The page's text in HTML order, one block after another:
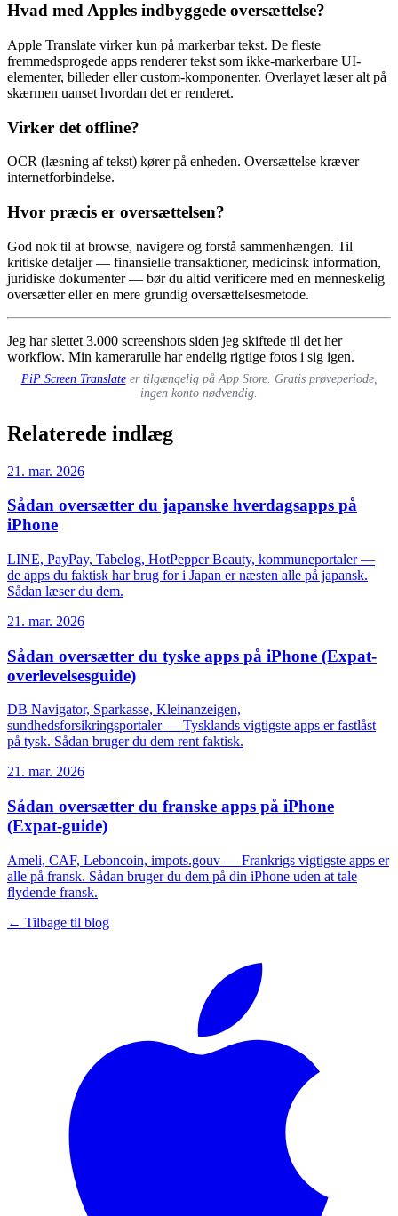
Hvad med Apples indbyggede oversættelse?
Apple Translate virker kun på markerbar tekst. De fleste
fremmedsprogede apps renderer tekst som ikke-markerbare UI-
elementer, billeder eller custom-komponenter. Overlayet læser alt på
skærmen uanset hvordan det er renderet.
Virker det offline?
OCR (læsning af tekst) kører på enheden. Oversættelse kræver
internetforbindelse.
Hvor præcis er oversættelsen?
God nok til at browse, navigere og forstå sammenhængen. Til
kritiske detaljer — finansielle transaktioner, medicinsk information,
juridiske dokumenter — bør du altid verificere med en menneskelig
oversætter eller en mere grundig oversættelsesmetode.
Jeg har slettet 3.000 screenshots siden jeg skiftede til det her
workflow. Min kamerarulle har endelig rigtige fotos i sig igen.
PiP Screen Translateer tilgængelig på App Store. Gratis prøveperiode,
ingen konto nødvendig.
Relaterede indlæg
21. mar. 2026
Sådan oversætter du japanske hverdagsapps på
iPhone
LINE, PayPay, Tabelog, HotPepper Beauty, kommuneportaler —
de apps du faktisk har brug for i Japan er næsten alle på japansk.
Sådan læser du dem.
21. mar. 2026
Sådan oversætter du tyske apps på iPhone (Expat-
overlevelsesguide)
DB Navigator, Sparkasse, Kleinanzeigen,
sundhedsforsikringsportaler — Tysklands vigtigste apps er fastlåst
på tysk. Sådan bruger du dem rent faktisk.
21. mar. 2026
Sådan oversætter du franske apps på iPhone
(Expat-guide)
Ameli, CAF, Leboncoin, impots.gouv — Frankrigs vigtigste apps er
alle på fransk. Sådan bruger du dem på din iPhone uden at tale
flydende fransk.
← Tilbage til blog